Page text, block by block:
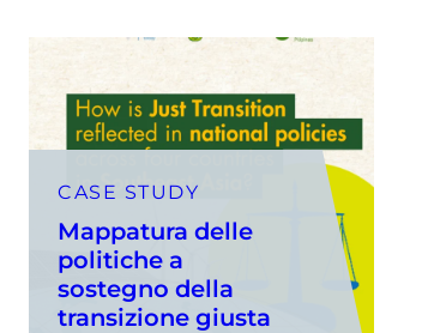
CASE STUDY
Mappatura delle
politiche a
sostegno della
transizione giusta